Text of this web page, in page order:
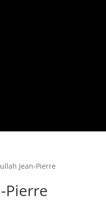
Jean-Pierre
Pierre